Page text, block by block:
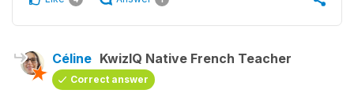
Céline KwizIQ Native French Teacher
Correct answer